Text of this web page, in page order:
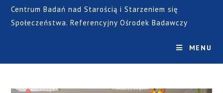
Centrum Badań nad Starością i Starzeniem się
Społeczeństwa. Referencyjny Ośrodek Badawczy
MENU